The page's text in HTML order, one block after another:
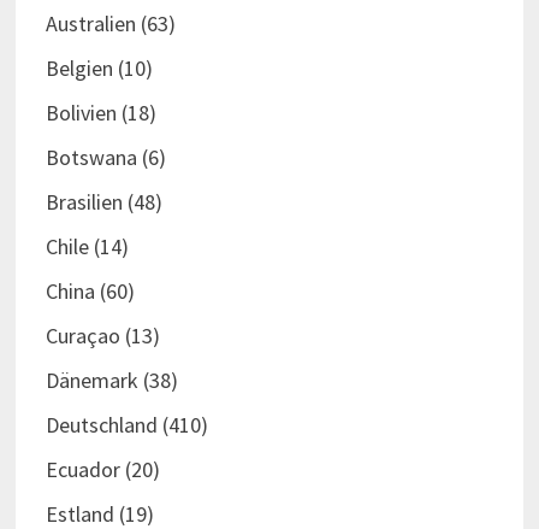
Australien (63)
Belgien (10)
Bolivien (18)
Botswana (6)
Brasilien (48)
Chile(14)
China (60)
Curaçao (13)
Dänemark (38)
Deutschland (410)
Ecuador(20)
Estland (19)